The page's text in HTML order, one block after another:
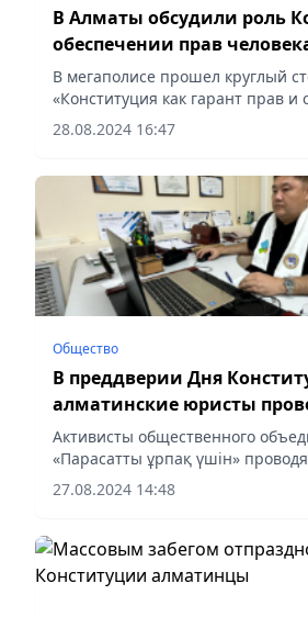
В Алматы обсудили роль
обеспечении прав
В мегаполисе прошел круглый
«Конституция как гарант прав и
Закон и Порядок», сообщает
28.08.2024 16:47
Общество
В преддверии Дня
алматинские юристы
бесплатные консультации
Активисты общественного
«Парасатты ұрпақ үшін»
еженедельно во всех районах
Vecher.kz.
27.08.2024 14:48